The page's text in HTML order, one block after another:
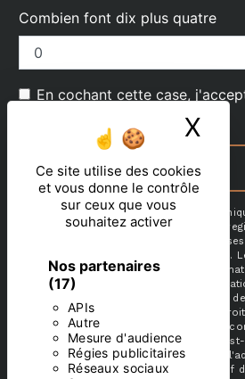
Ce site utilise des cookies
et vous donne le contrôle
sur ceux que vous
souhaitez activer
Nos partenaires
(17)
APIs
Autre
Mesure d'audience
Régies publicitaires
Réseaux sociaux
X
Combien font dix plus quatre
En cochant cette case,
particulières ci-dessous **
ENVOYER
** Les données personnelles
aux fins de vous contacter et sont
informatisé. Elles sont destinées à et
seul but de répondre à votre message.
seront communiquées aux seuls
disposez de droits d’accès, de
portabilité, de limitation, d’opposition,
consentement à tout moment et du
réclamation auprès d’une autorité de
d’organiser le sort de vos données
exercer ces droits par voie postale à
électronique à l'adresse . Un justificatif